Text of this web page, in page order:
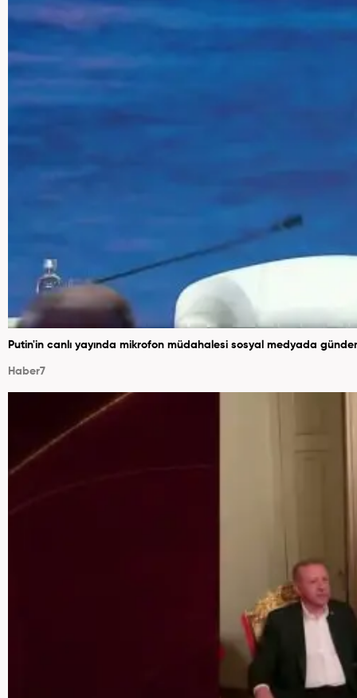
Putin'in canlı yayında mikrofon müdahalesi sosyal medyada
Haber7